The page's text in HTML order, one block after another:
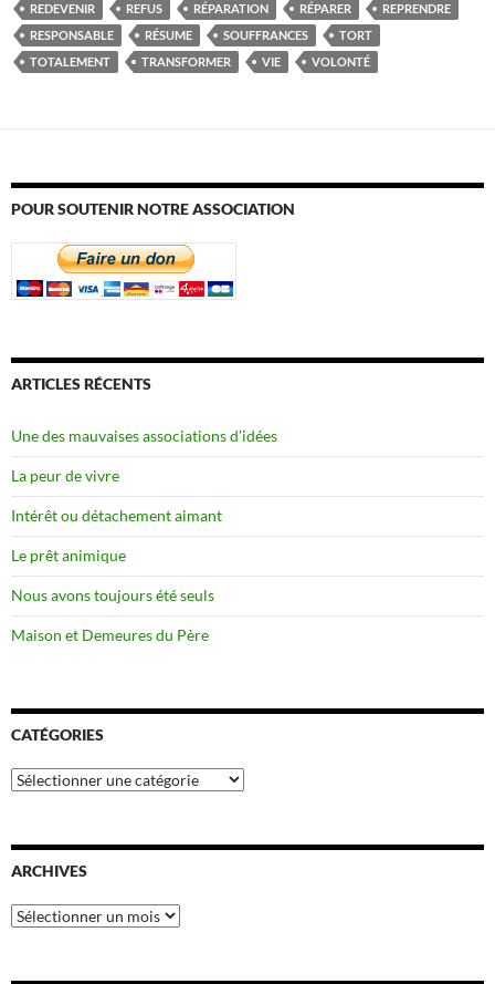
REDEVENIR REFUS RÉPARATION RÉPARER
REPRENDRE
RESPONSABLE
RÉSUME SOUFFRANCES
TORT
TOTALEMENT
TRANSFORMER VIE VOLONTÉ
POUR SOUTENIR NOTRE ASSOCIATION
ARTICLES RÉCENTS
Une des mauvaises associations d’idées
La peur de vivre
Intérêt ou détachement aimant
Le prêt animique
Nous avons toujours été seuls
Maison et Demeures du Père
CATÉGORIES
Catégories
ARCHIVES
Archives